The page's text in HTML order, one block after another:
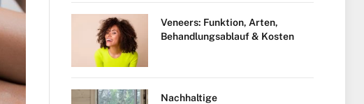
Veneers: Funktion, Arten,
Behandlungsablauf & Kosten
Nachhaltige